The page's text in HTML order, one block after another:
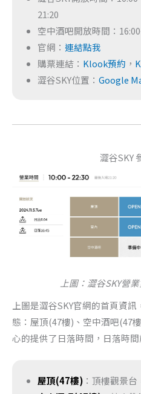
21:20
空中酒吧開放時間：
官網： 連結點我
購票連結： Klook預約 ，
澀谷SKY位置： Google
澀谷SKY
上圖：澀谷SKY營
上圖是澀谷SKY官網的首頁資
態：屋頂(47樓)、空中酒吧(47
心的提供了日落時間，日落時
屋頂(47樓)：頂樓觀景台